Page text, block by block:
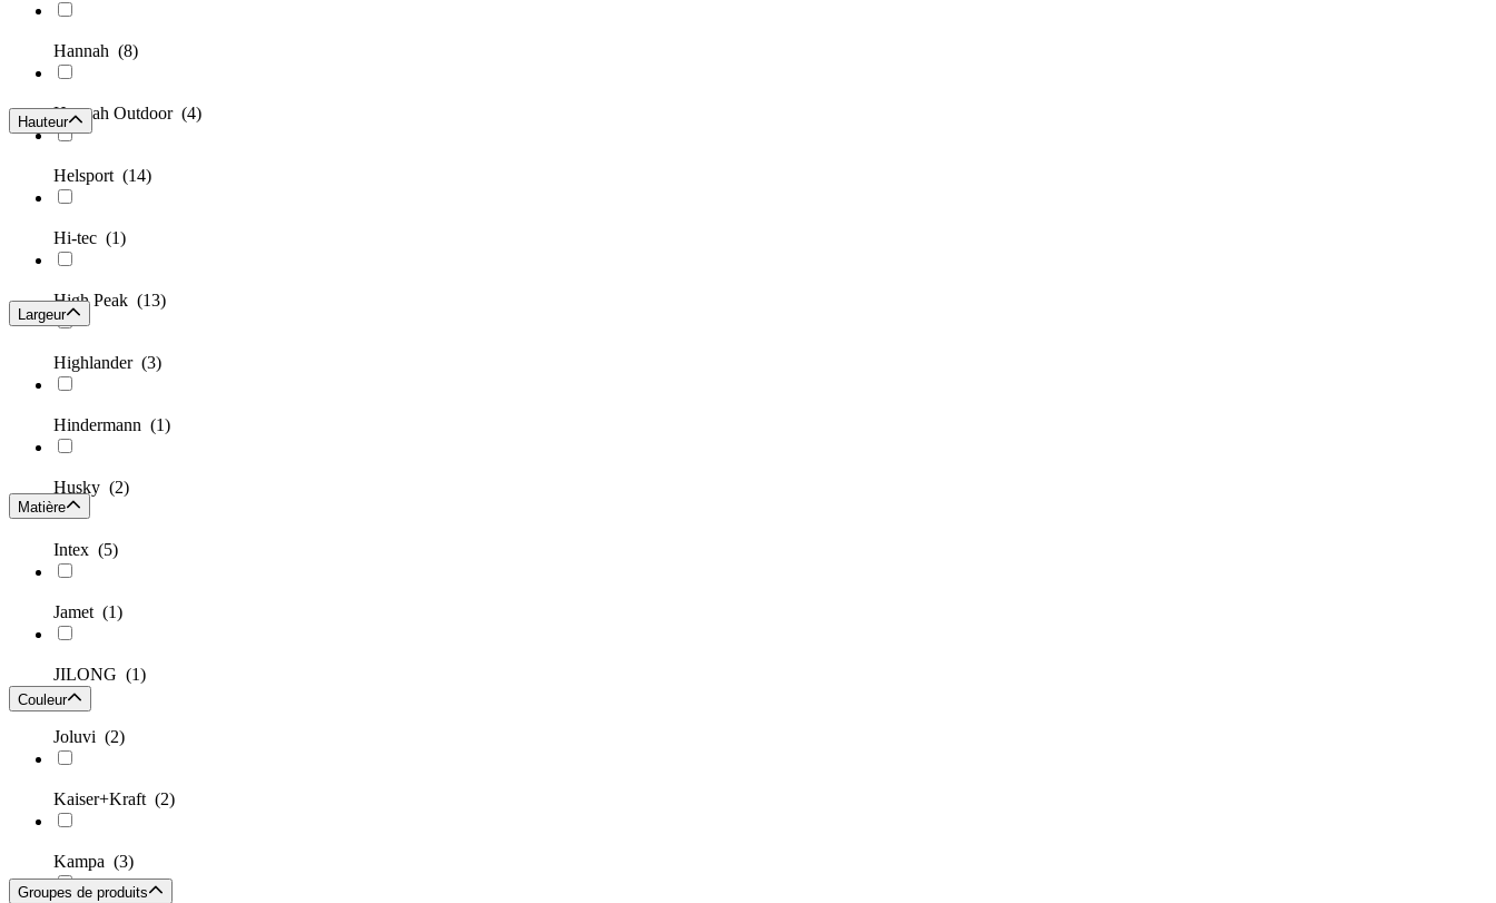
Hannah (8)
Hannah Outdoor (4)
Helsport (14)
Hi-tec (1)
High Peak (13)
Highlander (3)
Hindermann (1)
Husky (2)
Intex (5)
Jamet (1)
JILONG (1)
Joluvi (2)
Kaiser+Kraft (2)
Kampa (3)
Hauteur
Largeur
Matière
Couleur
Groupes de produits